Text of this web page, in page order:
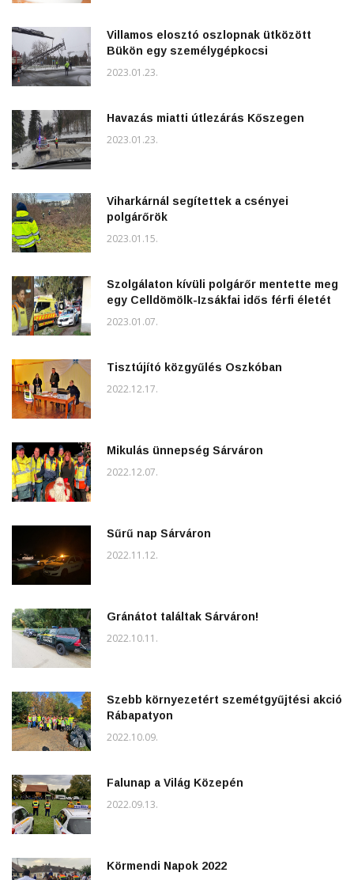
Villamos elosztó oszlopnak ütközött
Bükön egy személygépkocsi
2023.01.23.
Havazás miatti útlezárás Kőszegen
2023.01.23.
Viharkárnál segítettek a csényei
polgárőrök
2023.01.15.
Szolgálaton kívüli polgárőr mentette meg
egy Celldömölk-Izsákfai idős férfi életét
2023.01.07.
Tisztújító közgyűlés Oszkóban
2022.12.17.
Mikulás ünnepség Sárváron
2022.12.07.
Sűrű nap Sárváron
2022.11.12.
Gránátot találtak Sárváron!
2022.10.11.
Szebb környezetért szemétgyűjtési akció
Rábapatyon
2022.10.09.
Falunap a Világ Közepén
2022.09.13.
Körmendi Napok 2022